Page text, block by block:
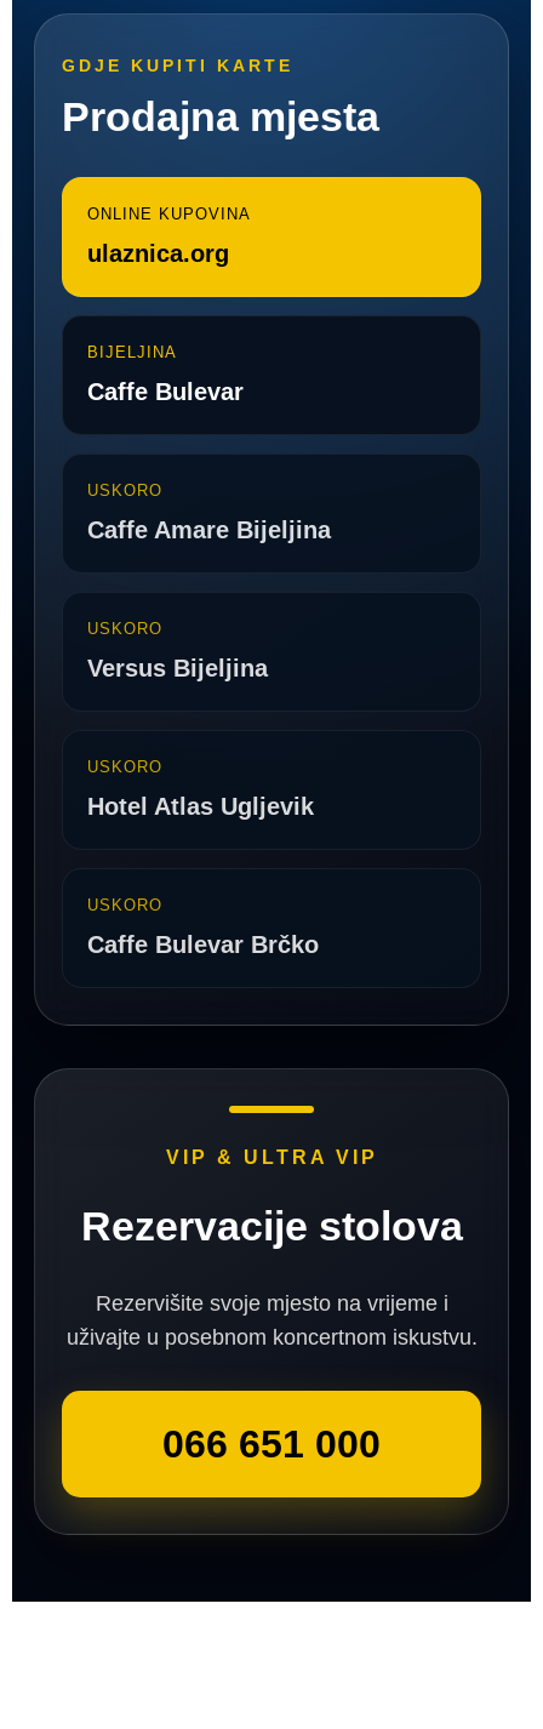
GDJE KUPITI KARTE
Prodajna mjesta
ONLINE KUPOVINA
ulaznica.org
BIJELJINA
Caffe Bulevar
USKORO
Caffe Amare Bijeljina
USKORO
Versus Bijeljina
USKORO
Hotel Atlas Ugljevik
USKORO
Caffe Bulevar Brčko
VIP & ULTRA VIP
Rezervacije stolova
Rezervišite svoje mjesto na vrijeme i
uživajte u posebnom koncertnom iskustvu.
066 651 000